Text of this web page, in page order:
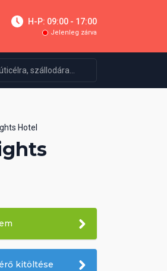
H-P: 09:00 - 17:00
Jelenleg zárva
Hotel
kitöltése